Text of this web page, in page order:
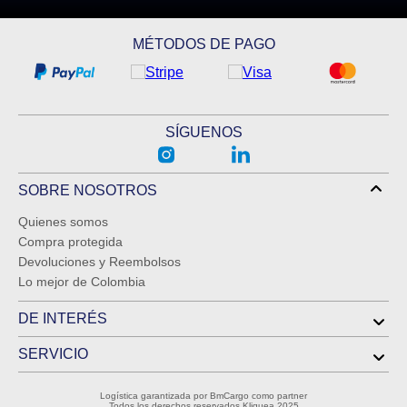
MÉTODOS DE PAGO
SÍGUENOS
SOBRE NOSOTROS
Quienes somos
Compra protegida
Devoluciones y Reembolsos
Lo mejor de Colombia
DE INTERÉS
SERVICIO
Logística garantizada por BmCargo como partner